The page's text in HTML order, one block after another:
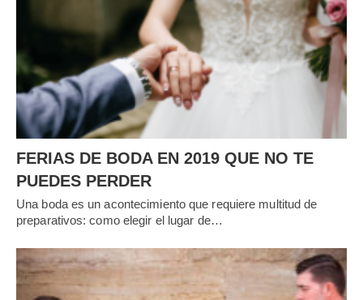
FERIAS DE BODA EN 2019 QUE NO TE
PUEDES PERDER
Una boda es un acontecimiento que requiere multitud de
preparativos: como elegir el lugar de…